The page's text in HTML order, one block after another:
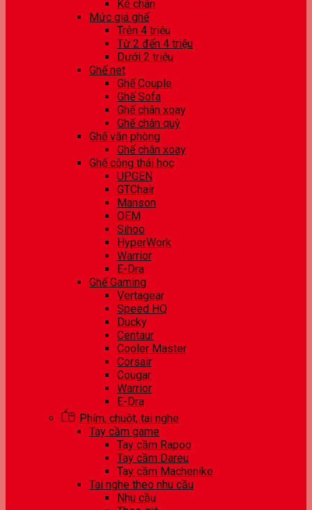
Kê chân
Mức giá ghế
Trên 4 triệu
Từ 2 đến 4 triệu
Dưới 2 triệu
Ghế net
Ghế Couple
Ghế Sofa
Ghế chân xoay
Ghế chân quỳ
Ghế văn phòng
Ghế chân xoay
Ghế công thái học
UPGEN
GTChair
Manson
OEM
Sihoo
HyperWork
Warrior
E-Dra
Ghế Gaming
Vertagear
Speed HQ
Ducky
Centaur
Cooler Master
Corsair
Cougar
Warrior
E-Dra
Phím, chuột, tai nghe
Tay cầm game
Tay cầm Rapoo
Tay cầm Dareu
Tay cầm Machenike
Tai nghe theo nhu cầu
Nhu cầu